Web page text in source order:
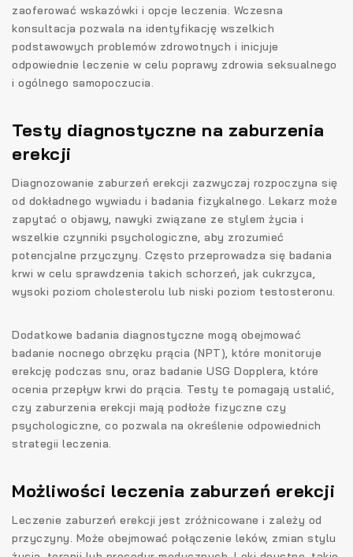
zaoferować wskazówki i opcje leczenia. Wczesna
konsultacja pozwala na identyfikację wszelkich
podstawowych problemów zdrowotnych i inicjuje
odpowiednie leczenie w celu poprawy zdrowia seksualnego
i ogólnego samopoczucia.
Testy diagnostyczne na zaburzenia
erekcji
Diagnozowanie zaburzeń erekcji zazwyczaj rozpoczyna się
od dokładnego wywiadu i badania fizykalnego. Lekarz może
zapytać o objawy, nawyki związane ze stylem życia i
wszelkie czynniki psychologiczne, aby zrozumieć
potencjalne przyczyny. Często przeprowadza się badania
krwi w celu sprawdzenia takich schorzeń, jak cukrzyca,
wysoki poziom cholesterolu lub niski poziom testosteronu.
Dodatkowe badania diagnostyczne mogą obejmować
badanie nocnego obrzęku prącia (NPT), które monitoruje
erekcję podczas snu, oraz badanie USG Dopplera, które
ocenia przepływ krwi do prącia. Testy te pomagają ustalić,
czy zaburzenia erekcji mają podłoże fizyczne czy
psychologiczne, co pozwala na określenie odpowiednich
strategii leczenia.
Możliwości leczenia zaburzeń erekcji
Leczenie zaburzeń erekcji jest zróżnicowane i zależy od
przyczyny. Może obejmować połączenie leków, zmian stylu